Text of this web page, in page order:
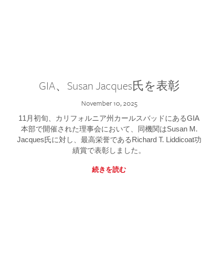
GIA、Susan Jacques氏を表彰
November 10, 2025
11月初旬、カリフォルニア州カールスバッドにあるGIA
本部で開催された理事会において、同機関はSusan M.
Jacques氏に対し、最高栄誉であるRichard T. Liddicoat功
績賞で表彰しました。
続きを読む